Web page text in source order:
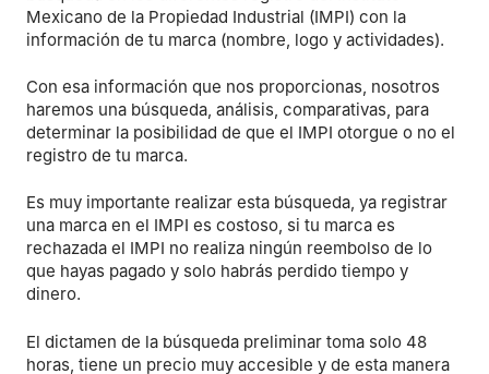
Mexicano de la Propiedad Industrial (IMPI) con la
información de tu marca (nombre, logo y actividades).
Con esa información que nos proporcionas, nosotros
haremos una búsqueda, análisis, comparativas, para
determinar la posibilidad de que el IMPI otorgue o no el
registro de tu marca.
Es muy importante realizar esta búsqueda, ya registrar
una marca en el IMPI es costoso, si tu marca es
rechazada el IMPI no realiza ningún reembolso de lo
que hayas pagado y solo habrás perdido tiempo y
dinero.
El dictamen de la búsqueda preliminar toma solo 48
horas, tiene un precio muy accesible y de esta manera